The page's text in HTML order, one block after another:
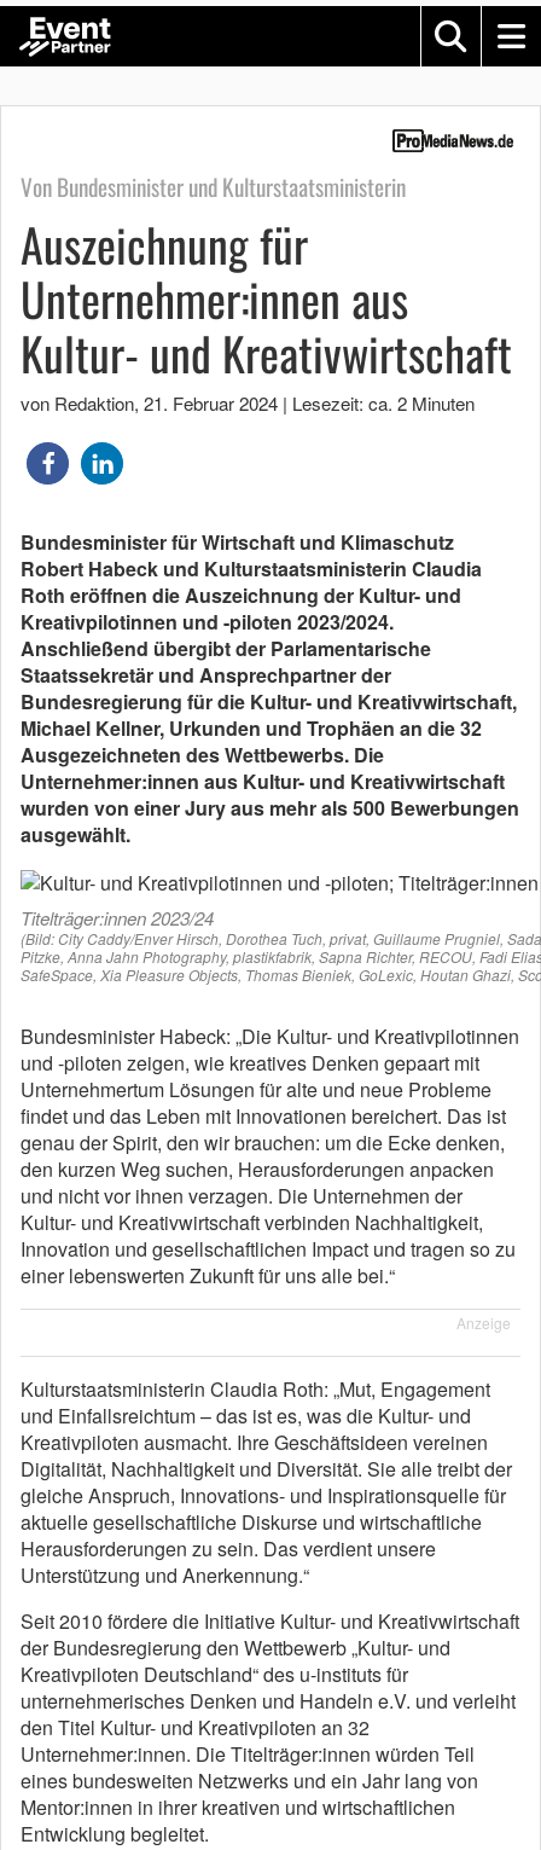
Von Bundesminister und Kulturstaatsministerin
Auszeichnung für
Unternehmer:innen aus
Kultur- und Kreativwirtschaft
von Redaktion, 21. Februar 2024 | Lesezeit: ca. 2 Minuten
Bundesminister für Wirtschaft und Klimaschutz
Robert Habeck und Kulturstaatsministerin Claudia
Roth eröffnen die Auszeichnung der Kultur- und
Kreativpilotinnen und -piloten 2023/2024.
Anschließend übergibt der Parlamentarische
Staatssekretär und Ansprechpartner der
Bundesregierung für die Kultur- und Kreativwirtschaft,
Michael Kellner, Urkunden und Trophäen an die 32
Ausgezeichneten des Wettbewerbs. Die
Unternehmer:innen aus Kultur- und Kreativwirtschaft
wurden von einer Jury aus mehr als 500 Bewerbungen
ausgewählt.
Titelträger:innen 2023/24
(Bild: City Caddy/Enver Hirsch, Dorothea Tuch, privat, Guillaume Prugniel,
Pitzke, Anna Jahn Photography, plastikfabrik, Sapna Richter, RECOU, Fadi
SafeSpace, Xia Pleasure Objects, Thomas Bieniek, GoLexic, Houtan Ghazi,
Bundesminister Habeck: „Die Kultur- und Kreativpilotinnen
und -piloten zeigen, wie kreatives Denken gepaart mit
Unternehmertum Lösungen für alte und neue Probleme
findet und das Leben mit Innovationen bereichert. Das ist
genau der Spirit, den wir brauchen: um die Ecke denken,
den kurzen Weg suchen, Herausforderungen anpacken
und nicht vor ihnen verzagen. Die Unternehmen der
Kultur- und Kreativwirtschaft verbinden Nachhaltigkeit,
Innovation und gesellschaftlichen Impact und tragen so zu
einer lebenswerten Zukunft für uns alle bei.“
Anzeige
Kulturstaatsministerin Claudia Roth: „Mut, Engagement
und Einfallsreichtum – das ist es, was die Kultur- und
Kreativpiloten ausmacht. Ihre Geschäftsideen vereinen
Digitalität, Nachhaltigkeit und Diversität. Sie alle treibt der
gleiche Anspruch, Innovations- und Inspirationsquelle für
aktuelle gesellschaftliche Diskurse und wirtschaftliche
Herausforderungen zu sein. Das verdient unsere
Unterstützung und Anerkennung.“
Seit 2010 fördere die Initiative Kultur- und Kreativwirtschaft
der Bundesregierung den Wettbewerb „Kultur- und
Kreativpiloten Deutschland“ des u-instituts für
unternehmerisches Denken und Handeln e.V. und verleiht
den Titel Kultur- und Kreativpiloten an 32
Unternehmer:innen. Die Titelträger:innen würden Teil
eines bundesweiten Netzwerks und ein Jahr lang von
Mentor:innen in ihrer kreativen und wirtschaftlichen
Entwicklung begleitet.